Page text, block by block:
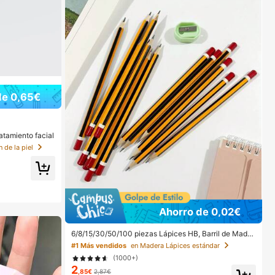
0,65€
facial
de la piel
Ahorro de 0,02€
6/8/15/30/50/100 piezas Lápices HB, Barril de Mader
a de Álamo Rayado Amarillo, Punta Media de 0.7mm,
Dureza HB - Ideal para Estudiantes y Uso de Oficina,
Regreso a la Escuela
#1 Más vendidos en Madera Lápices estándar
(1000+)
2,85€ 2,87€